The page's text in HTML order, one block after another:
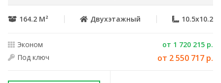
164.2 М² Двухэтажный 10.5x10.2
Эконом
от 1 720 215 р.
Под ключ
от 2 550 717 р.